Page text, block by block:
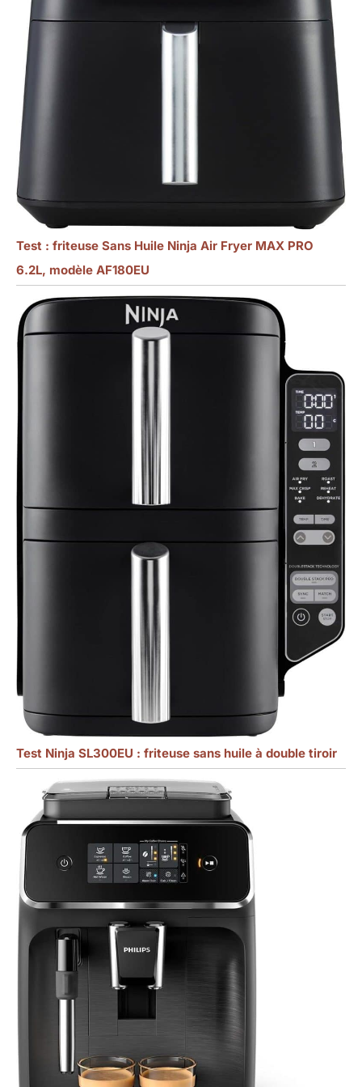
Test : friteuse Sans Huile Ninja Air Fryer MAX PRO
6.2L, modèle AF180EU
Test Ninja SL300EU : friteuse sans huile à double tiroir